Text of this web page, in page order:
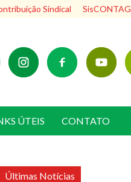
Sindical SisCONTAG
ÚTEIS CONTATO
Últimas Notícias